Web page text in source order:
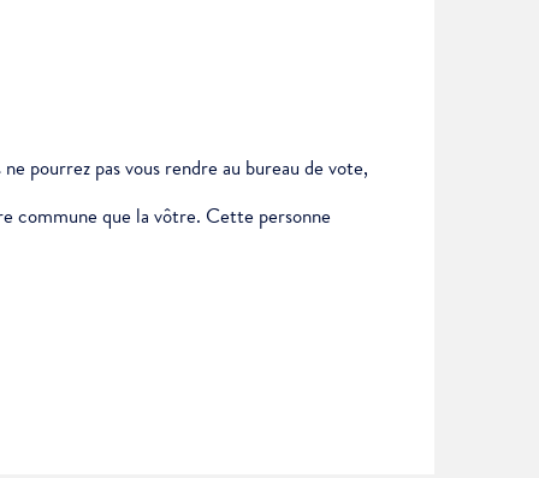
pourrez pas vous rendre au bureau de vote,
commune que la vôtre. Cette personne